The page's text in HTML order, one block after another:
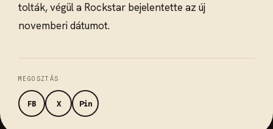
tolták, végül a Rockstar bejelentette az új
novemberi dátumot.
MEGOSZTÁS
FB X Pin